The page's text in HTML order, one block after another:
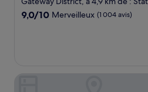
9.0
9,0/10 Merveilleux (1 004 avis)